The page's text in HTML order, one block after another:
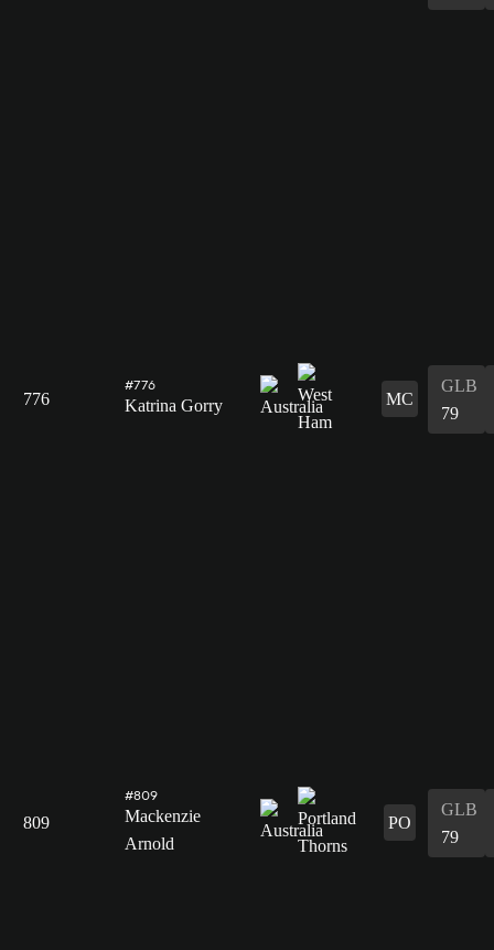
776
#776
Katrina Gorry MC
GLB
79
809
#809
Mackenzie
Arnold
PO
GLB
79